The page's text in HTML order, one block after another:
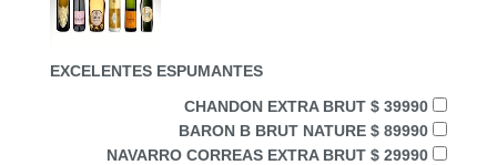
EXCELENTES ESPUMANTES
CHANDON EXTRA BRUT $ 39990
BARON B BRUT NATURE $ 89990
NAVARRO CORREAS EXTRA BRUT $ 29990